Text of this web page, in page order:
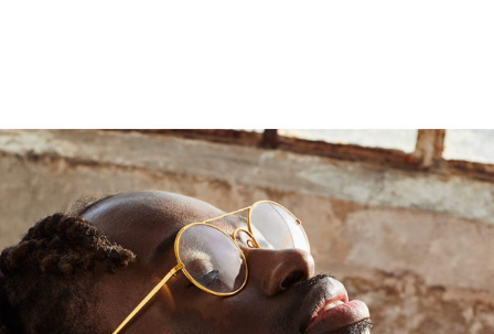
Wiedergabe/Pause 1
Tragekomfort durch eine robuste Nitinol-
Ohreinsätze für genau den richtigen Sitz